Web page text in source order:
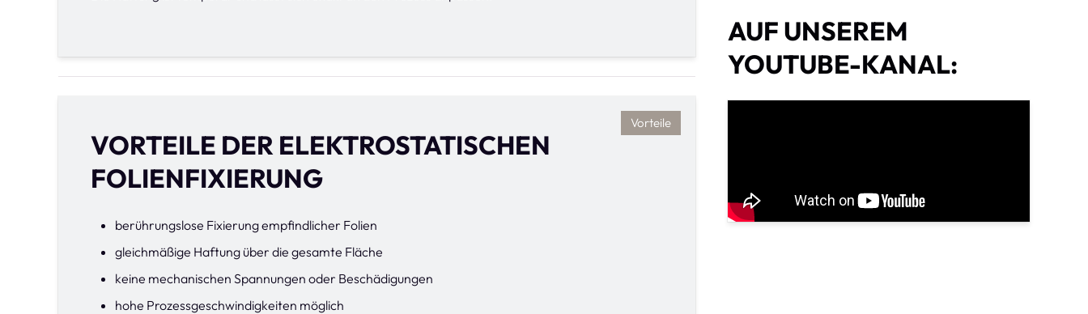
Vorteile
VORTEILE DER ELEKTROSTATISCHEN
FOLIENFIXIERUNG
berührungslose Fixierung empfindlicher Folien
gleichmäßige Haftung über die gesamte Fläche
keine mechanischen Spannungen oder Beschädigungen
hohe Prozessgeschwindigkeiten möglich
AUF UNSEREM
YOUTUBE-KANAL: